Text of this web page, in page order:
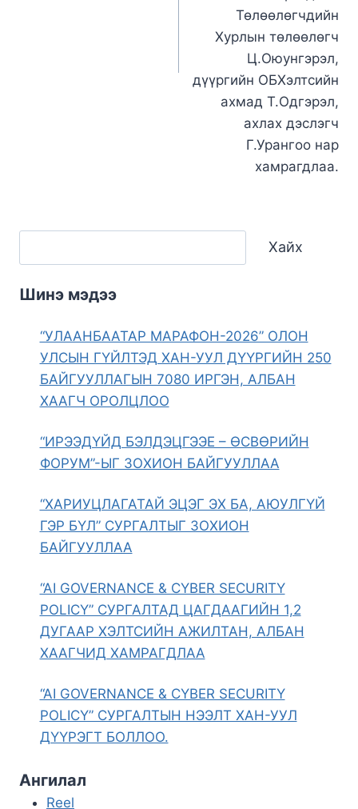
Төлөөлөгчдийн
Хурлын төлөөлөгч
Ц.Оюунгэрэл,
дүүргийн ОБХэлтсийн
ахмад Т.Одгэрэл,
ахлах дэслэгч
Г.Урангоо нар
хамрагдлаа.
Хайх
Шинэ мэдээ
“УЛААНБААТАР МАРАФОН-2026” ОЛОН
УЛСЫН ГҮЙЛТЭД ХАН-УУЛ ДҮҮРГИЙН 250
БАЙГУУЛЛАГЫН 7080 ИРГЭН, АЛБАН
ХААГЧ ОРОЛЦЛОО
“ИРЭЭДҮЙД БЭЛДЭЦГЭЭЕ – ӨСВӨРИЙН
ФОРУМ”-ЫГ ЗОХИОН БАЙГУУЛЛАА
“ХАРИУЦЛАГАТАЙ ЭЦЭГ ЭХ БА, АЮУЛГҮЙ
ГЭР БҮЛ” СУРГАЛТЫГ ЗОХИОН
БАЙГУУЛЛАА
“AI GOVERNANCE & CYBER SECURITY
POLICY” СУРГАЛТАД ЦАГДААГИЙН 1,2
ДУГААР ХЭЛТСИЙН АЖИЛТАН, АЛБАН
ХААГЧИД ХАМРАГДЛАА
“AI GOVERNANCE & CYBER SECURITY
POLICY” СУРГАЛТЫН НЭЭЛТ ХАН-УУЛ
ДҮҮРЭГТ БОЛЛОО.
Ангилал
Reel